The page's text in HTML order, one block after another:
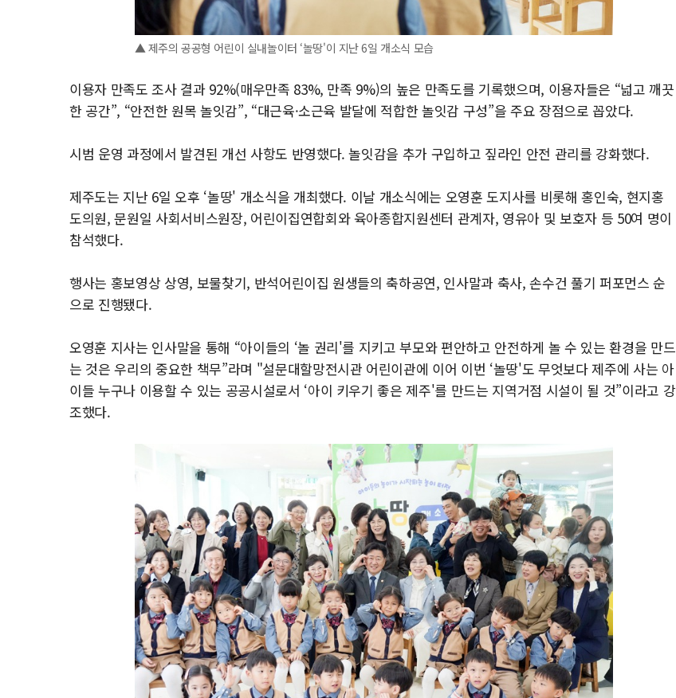
▲ 제주의 공공형 어린이 실내놀이터 ‘놀땅'이 지난 6일 개소식 모습
이용자 만족도 조사 결과 92%(매우만족 83%, 만족 9%)의 높은 만족도를 기록했으며, 이용자들은 “넓고 깨끗
한 공간”, “안전한 원목 놀잇감”, “대근육·소근육 발달에 적합한 놀잇감 구성”을 주요 장점으로 꼽았다.
시범 운영 과정에서 발견된 개선 사항도 반영했다. 놀잇감을 추가 구입하고 짚라인 안전 관리를 강화했다.
제주도는 지난 6일 오후 ‘놀땅' 개소식을 개최했다. 이날 개소식에는 오영훈 도지사를 비롯해 홍인숙, 현지홍
도의원, 문원일 사회서비스원장, 어린이집연합회와 육아종합지원센터 관계자, 영유아 및 보호자 등 50여 명이
참석했다.
행사는 홍보영상 상영, 보물찾기, 반석어린이집 원생들의 축하공연, 인사말과 축사, 손수건 풀기 퍼포먼스 순
으로 진행됐다.
오영훈 지사는 인사말을 통해 “아이들의 ‘놀 권리'를 지키고 부모와 편안하고 안전하게 놀 수 있는 환경을 만드
는 것은 우리의 중요한 책무”라며 "설문대할망전시관 어린이관에 이어 이번 ‘놀땅'도 무엇보다 제주에 사는 아
이들 누구나 이용할 수 있는 공공시설로서 ‘아이 키우기 좋은 제주'를 만드는 지역거점 시설이 될 것”이라고 강
조했다.